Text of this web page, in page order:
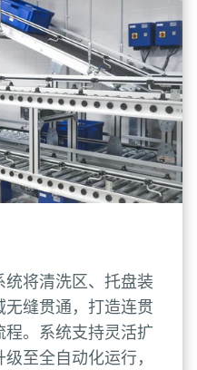
将清洗区、托盘装
缝贯通，打造连贯
程。系统支持灵活扩
至全自动化运行，